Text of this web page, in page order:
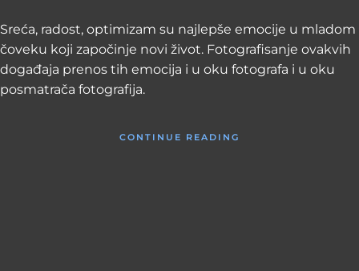
Sreća, radost, optimizam su najlepše emocije u mladom
čoveku koji započinje novi život. Fotografisanje ovakvih
događaja prenos tih emocija i u oku fotografa i u oku
posmatrača fotografija.
CONTINUE READING